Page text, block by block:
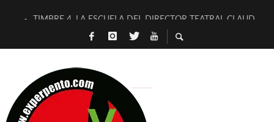
TIMBRE 4, LA ESCUELA DEL DIRECTOR TEATRAL CLAUDIO
30 AÑOS (NO ES NADA) DE LA KATARSIS DEL TOMATAZO
D’BALDOMEROS REINVENTAN [BITÁCORA 3.0] EN EXVITA
MARSHALL FLASH PRESENTA EN EXVITA [RELATIVA